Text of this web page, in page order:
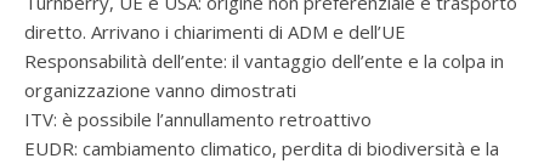
diretto. Arrivano i chiarimenti di ADM e dell’UE
Responsabilità dell’ente: il vantaggio dell’ente e la colpa in
organizzazione vanno dimostrati
ITV: è possibile l’annullamento retroattivo
EUDR: cambiamento climatico, perdita di biodiversità e la